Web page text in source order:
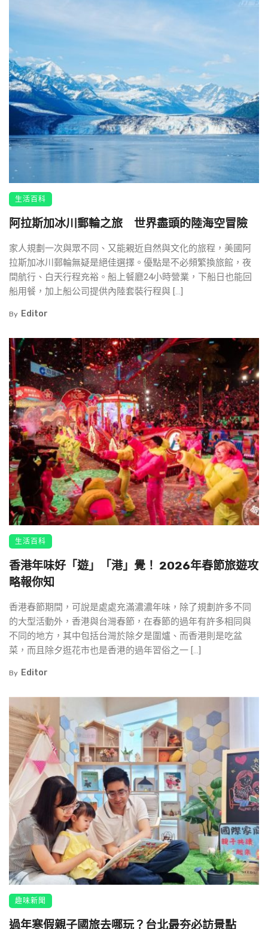
生活百科
阿拉斯加冰川郵輪之旅 世界盡頭的陸海空冒險
家人規劃一次與眾不同、又能親近自然與文化的旅程，美國阿
拉斯加冰川郵輪無疑是絕佳選擇。優點是不必頻繁換旅館，夜
間航行、白天行程充裕。船上餐廳24小時營業，下船日也能回
船用餐，加上船公司提供內陸套裝行程與 […]
By Editor
生活百科
香港年味好「遊」「港」覺！ 2026年春節旅遊攻
略報你知
香港春節期間，可說是處處充滿濃濃年味，除了規劃許多不同
的大型活動外，香港與台灣春節，在春節的過年有許多相同與
不同的地方，其中包括台灣於除夕是圍爐、而香港則是吃盆
菜，而且除夕逛花市也是香港的過年習俗之一 […]
By Editor
趣味新聞
過年寒假親子國旅去哪玩？台北最夯必訪景點